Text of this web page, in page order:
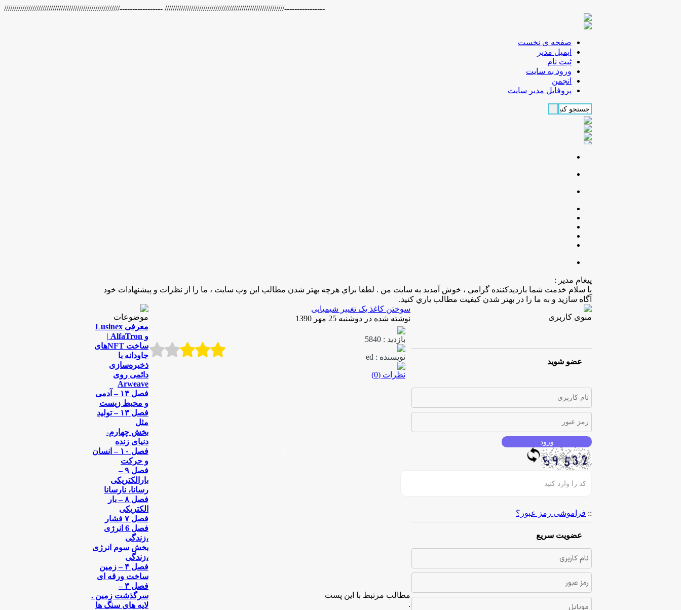
/////////////////////////////////////////////////////////----------------- ///////////////////////////////////////////////////////////----------------
صفحه ی نخست
ایمیل مدیر
ثبت نام
ورود به سایت
انجمن
پروفایل مدیر سایت
پیغام مدیر :
با سلام خدمت شما بازديدكننده گرامي ، خوش آمدید به سایت من . لطفا براي هرچه بهتر شدن مطالب اين وب سایت ، ما را از نظرات و پيشنهادات خود
آگاه سازيد و به ما را در بهتر شدن كيفيت مطالب ياري کنید.
منوی کاربری
عضو شوید
:: فراموشی رمز عبور؟
عضویت سریع
سوختن کاغذ یک تغییر شیمیایی
نوشته شده در دوشنبه 25 مهر 1390
بازدید : 5840
نویسنده : ed
نظرات (0)
مطالب مرتبط با این پست
.
موضوعات
معرفی Lusinex
و AlfaTron |
ساخت NFTهای
جاودانه با
ذخیره‌سازی
دائمی روی
Arweave
فصل ۱۴ – آدمی
و محیط زیست
فصل ۱۳ – تولید
مثل
بخش چهارم-
دنیای زنده
فصل ۱۰ – انسان
و حرکت
فصل ۹ –
بارالکتریکی
رسانا، نارسانا
فصل ۸ – بار
الکتریکی
فصل ۷ فشار
فصل 6 انرژی
،‌زندگی
بخش سوم انرژی
،‌زندگی
فصل ۴ – زمین
ساخت ورقه ای
فصل ۳ –
سرگذشت زمین .
لایه های سنگ ها